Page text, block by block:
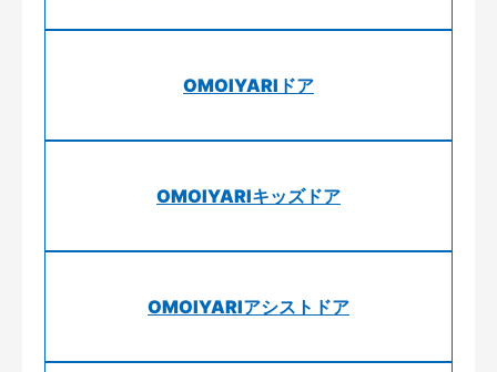
OMOIYARIドア
OMOIYARIキッズドア
OMOIYARIアシストドア